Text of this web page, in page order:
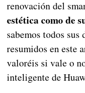
renovación del
estética como de
sabemos todos
resumidos en este
valoréis si vale o
inteligente de